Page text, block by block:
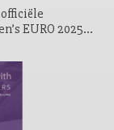
EURO 2025.